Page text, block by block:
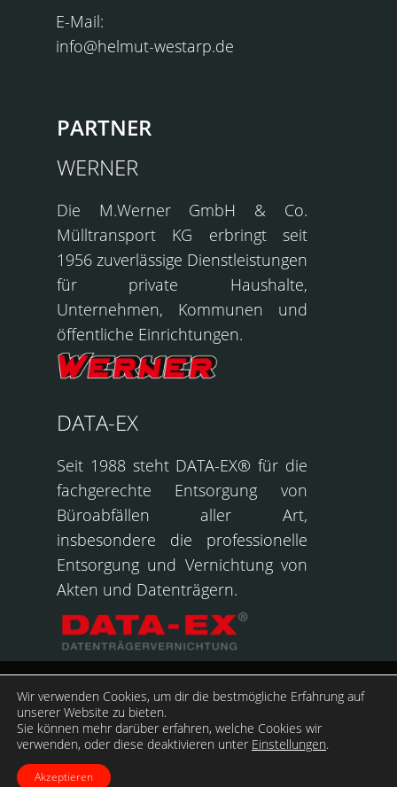
E-Mail:
info@helmut-westarp.de
PARTNER
WERNER
Die M.Werner GmbH & Co.
Mülltransport KG erbringt seit
1956 zuverlässige Dienstleistungen
für private Haushalte,
Unternehmen, Kommunen und
öffentliche Einrichtungen.
DATA-EX
Seit 1988 steht DATA-EX® für die
fachgerechte Entsorgung von
Büroabfällen aller Art,
insbesondere die professionelle
Entsorgung und Vernichtung von
Akten und Datenträgern.
Helmut Westarp GmbH
& Co.KG © Copyright
2025
Wir verwenden Cookies, um dir die bestmögliche Erfahrung auf
unserer Website zu bieten.
Sie können mehr darüber erfahren, welche Cookies wir
verwenden, oder diese deaktivieren unter Einstellungen.
Akzeptieren